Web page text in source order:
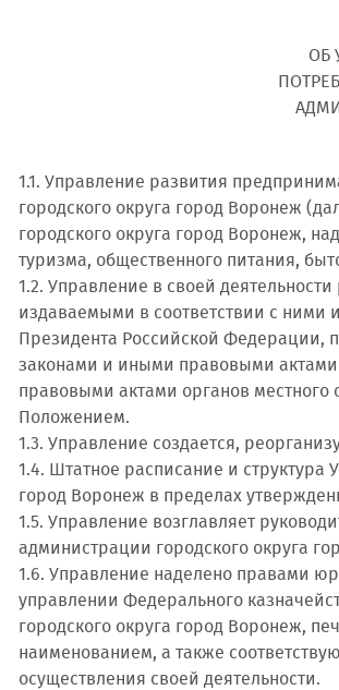
ОБ
1.1. Управление развития
городского округа город Воронеж
городского округа город Воронеж,
туризма, общественного питания,
1.2. Управление в своей
издаваемыми в соответствии с
Президента Российской Федерации,
законами и иными правовыми актами
правовыми актами органов
Положением.
1.3. Управление создается,
1.4. Штатное расписание и
город Воронеж в пределах
1.5. Управление возглавляет
администрации городского округа
1.6. Управление наделено правами
управлении Федерального
городского округа город Воронеж,
наименованием, а также
осуществления своей деятельности.